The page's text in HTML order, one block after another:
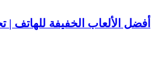
أفضل الألعاب الخفيفة للهاتف |